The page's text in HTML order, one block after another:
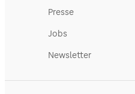
Presse
Jobs
Newsletter